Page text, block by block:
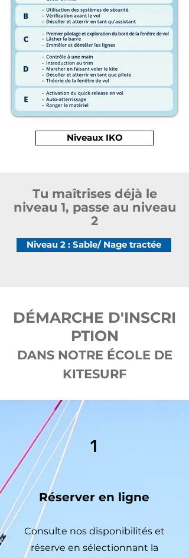
Niveaux IKO
Tu maîtrises déjà le
niveau 1, passe au niveau
2
Niveau 2 : Sable/ Nage tractée
DÉMARCHE D'INSCRI
PTION
DANS NOTRE ÉCOLE DE
KITESURF
1
Réserver en ligne
Consulte nos disponibilités et
réserve en sélectionnant la